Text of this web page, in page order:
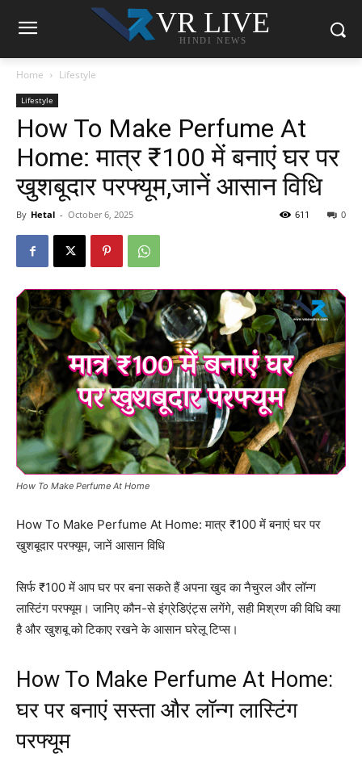
VR LIVE
HINDI NEWS
Home Lifestyle
Lifestyle
How To Make Perfume At
Home: मात्र ₹100 में बनाएं घर पर
खुशबूदार परफ्यूम,जानें आसान विधि
By Hetal - October 6, 2025 0
611
How To Make Perfume At Home
How To Make Perfume At Home: मात्र ₹100 में बनाएं घर पर
खुशबूदार परफ्यूम, जानें आसान विधि
सिर्फ ₹100 में आप घर पर बना सकते हैं अपना खुद का नैचुरल और लॉन्ग
लास्टिंग परफ्यूम। जानिए कौन-से इंग्रेडिएंट्स लगेंगे, सही मिश्रण की विधि क्या
है और खुशबू को टिकाए रखने के आसान घरेलू टिप्स।
How To Make Perfume At Home:
घर पर बनाएं सस्ता और लॉन्ग लास्टिंग
परफ्यूम